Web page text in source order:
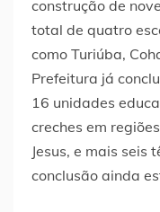
construção de
total de quatro
como Turiúba,
Prefeitura já
16 unidades
creches em
Jesus, e mais seis
conclusão ainda